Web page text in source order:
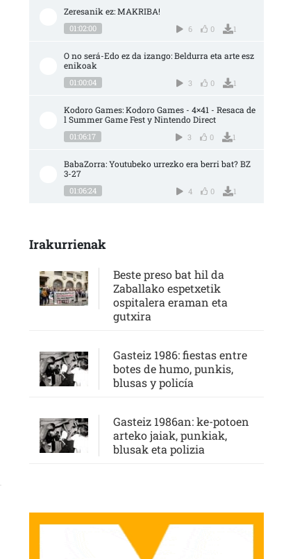
Zeresanik ez: MAKRIBA!
01:02:00 6 0 1
O no será-Edo ez da izango: Beldurra eta arte esz
enikoak
01:00:04 3 0 1
Kodoro Games: Kodoro Games - 4×41 - Resaca de
l Summer Game Fest y Nintendo Direct
01:06:17 3 0 1
BabaZorra: Youtubeko urrezko era berri bat? BZ
3-27
01:06:24 4 0 1
Irakurrienak
Beste preso bat hil da
Zaballako espetxetik
ospitalera eraman eta
gutxira
Gasteiz 1986: fiestas entre
botes de humo, punkis,
blusas y policía
Gasteiz 1986an: ke-potoen
arteko jaiak, punkiak,
blusak eta polizia